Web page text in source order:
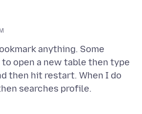
anything. Some
open a new table then type
then hit restart. When I do